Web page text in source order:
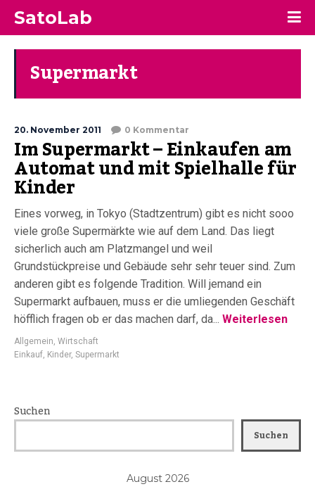
SatoLab
Supermarkt
20. November 2011 0 Kommentar
Im Supermarkt – Einkaufen am
Automat und mit Spielhalle für
Kinder
Eines vorweg, in Tokyo (Stadtzentrum) gibt es nicht sooo
viele große Supermärkte wie auf dem Land. Das liegt
sicherlich auch am Platzmangel und weil
Grundstückpreise und Gebäude sehr sehr teuer sind. Zum
anderen gibt es folgende Tradition. Will jemand ein
Supermarkt aufbauen, muss er die umliegenden Geschäft
höfflich fragen ob er das machen darf, da... Weiterlesen
Allgemein, Wirtschaft
Einkauf, Kinder, Supermarkt
Suchen
Suchen
August 2026